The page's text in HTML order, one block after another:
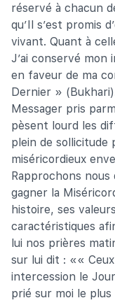
réservé à chacun
qu’Il s’est promis
vivant. Quant à
J’ai conservé mon
en faveur de ma
Dernier »
Messager pris
pèsent lourd les
plein de sollicitude
miséricordieux
Rapprochons nous
gagner la
histoire, ses
caractéristiques
lui nos prières
sur lui dit : ««
intercession le
prié sur moi le